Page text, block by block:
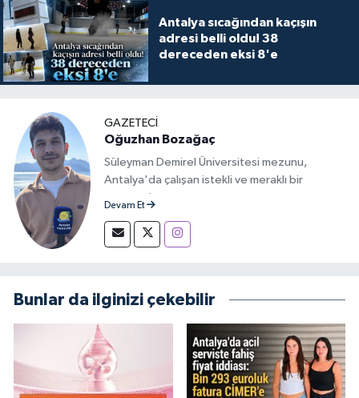
Antalya sıcağından kaçışın
adresi belli oldu! 38
dereceden eksi 8'e
GAZETECİ
Oğuzhan Bozağaç
Süleyman Demirel Üniversitesi mezunu,
Antalya'da çalışan istekli ve meraklı bir
gazeteci.
Devam Et
Bunlar da ilginizi çekebilir